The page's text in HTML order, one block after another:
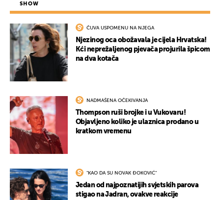
SHOW
ČUVA USPOMENU NA NJEGA
Njezinog oca obožavala je cijela Hrvatska!
Kći neprežaljenog pjevača projurila špicom
na dva kotača
NADMAŠENA OČEKIVANJA
Thompson ruši brojke i u Vukovaru!
Objavljeno koliko je ulaznica prodano u
kratkom vremenu
"KAO DA SU NOVAK ĐOKOVIĆ"
Jedan od najpoznatijih svjetskih parova
stigao na Jadran, ovakve reakcije